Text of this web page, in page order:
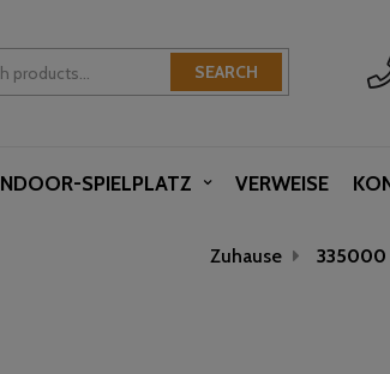
SEARCH
SPIELPLATZ VERWEISE
Zuhause 335000